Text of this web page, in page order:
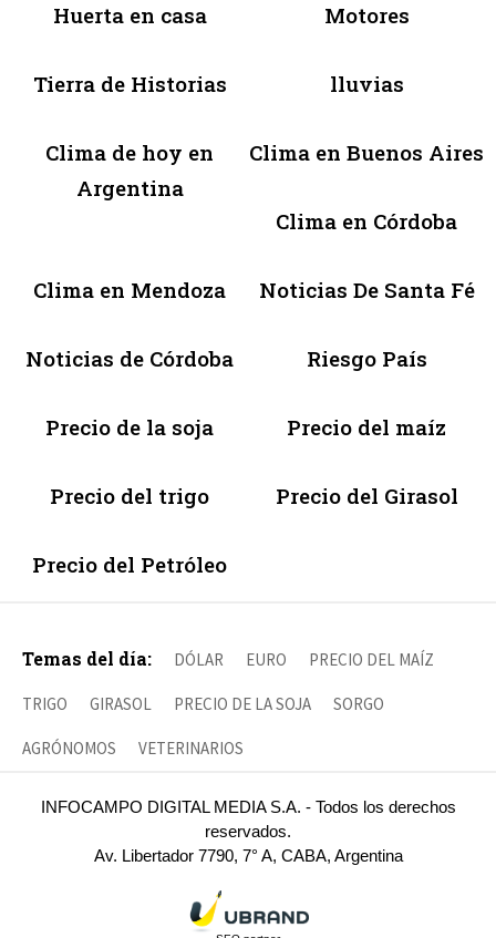
Huerta en casa Motores
Tierra de Historias lluvias
Clima de hoy en
Argentina
Clima en Buenos Aires
Clima en Córdoba
Clima en Mendoza Noticias De Santa Fé
Noticias de Córdoba Riesgo País
Precio de la soja Precio del maíz
Precio del trigo Precio del Girasol
Precio del Petróleo
Temas del día: DÓLAR EURO PRECIO DEL MAÍZ
TRIGO GIRASOL PRECIO DE LA SOJA SORGO
AGRÓNOMOS VETERINARIOS
INFOCAMPO DIGITAL MEDIA S.A. - Todos los derechos
reservados.
Av. Libertador 7790, 7° A, CABA, Argentina